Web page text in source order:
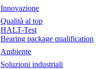
Innovazione
Qualità al top
HALT-Test
Bearing package qualification
Ambiente
Soluzioni industriali